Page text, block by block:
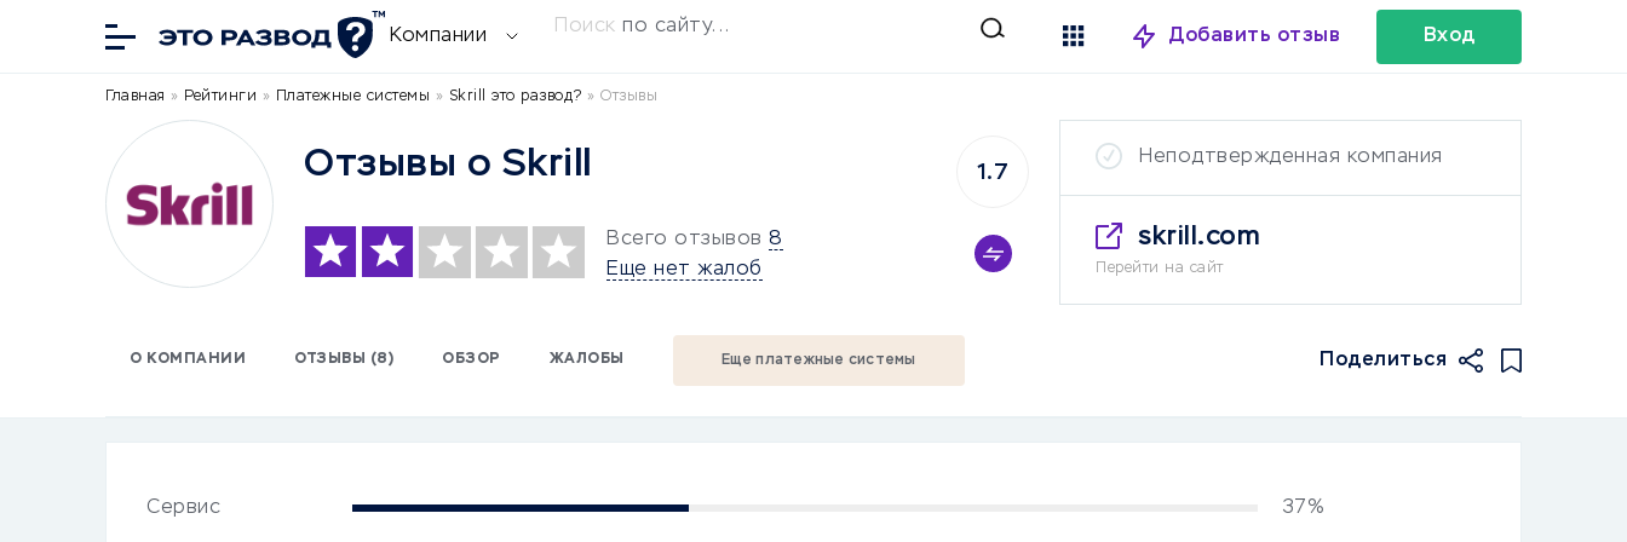
Компании Поиск по сайту... Добавить отзыв Вход
Главная » Рейтинги » Платежные системы » Skrill это развод? » Отзывы
Отзывы о Skrill
Всего отзывов 8
Еще нет жалоб
1.7
Неподтвержденная компания
skrill.com
Перейти на сайт
О КОМПАНИИ ОТЗЫВЫ (8) ОБЗОР ЖАЛОБЫ Еще платежные системы Поделиться
Сервис 37%